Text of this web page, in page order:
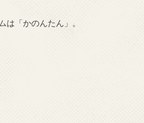
「かのんたん」。